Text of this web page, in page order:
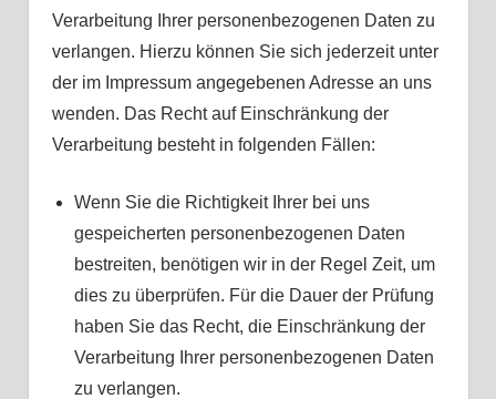
Verarbeitung Ihrer personenbezogenen Daten zu
verlangen. Hierzu können Sie sich jederzeit unter
der im Impressum angegebenen Adresse an uns
wenden. Das Recht auf Einschränkung der
Verarbeitung besteht in folgenden Fällen:
Wenn Sie die Richtigkeit Ihrer bei uns
gespeicherten personenbezogenen Daten
bestreiten, benötigen wir in der Regel Zeit, um
dies zu überprüfen. Für die Dauer der Prüfung
haben Sie das Recht, die Einschränkung der
Verarbeitung Ihrer personenbezogenen Daten
zu verlangen.